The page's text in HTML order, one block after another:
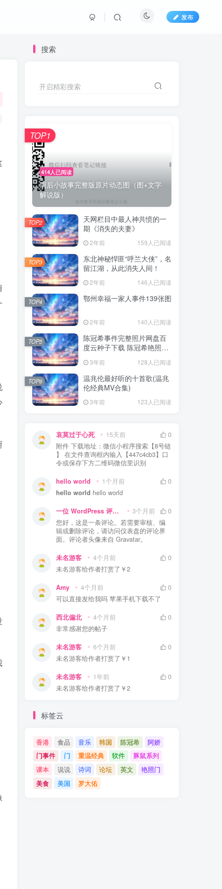
发布
搜索
开启精彩搜索
414人已阅读
雨后小故事完整版原片动态图（图+文字
解说版）
TOP1
天网栏目中最人神共愤的一
期《消失的夫妻》
2年前 159人已阅读
TOP2
东北神秘悍匪“呼兰大侠”，名
留江湖，从此消失人间！
2年前 146人已阅读
TOP3
鄂州幸福一家人事件139张图
2年前 140人已阅读
TOP4
陈冠希事件完整照片网盘百
度云种子下载 陈冠希艳照门
门全部图片观看
3年前 128人已阅读
TOP5
温兆伦最好听的十首歌(温兆
伦经典MV合集)
3年前 123人已阅读
TOP6
哀莫过于心死 15天前
0
附件 下载地址：微信小程序搜索【8号链
】 在文件查询框内输入【447c4cb3】口
令或保存下方二维码微信里识别
hello world 1个月前
0
hello world hello world
一位 WordPress 评论者 3个月前
0
您好，这是一条评论。若需要审核、编
辑或删除评论，请访问仪表盘的评论界
面。评论者头像来自 Gravatar。
未名游客 4个月前
0
未名游客给作者打赏了 ￥2
Amy 4个月前
0
可以直接发给我吗 苹果手机下载不了
西北偏北 4个月前
0
非常感谢您的帖子
未名游客 6个月前
0
未名游客给作者打赏了 ￥1
未名游客 1年前
0
未名游客给作者打赏了 ￥2
标签云
香港 食品 音乐 韩国 陈冠希
阿娇
门事件
门 重温经典 软件
豚鼠系列
课本
说说 诗词 论坛 英文
艳照门
美食
美国 罗大佑